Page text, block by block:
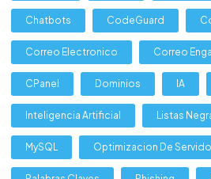
Chatbots CodeGuard
Correo Electronico Correo
CPanel Dominios IA
Inteligencia Artificial Listas
MySQL Optimizacion De